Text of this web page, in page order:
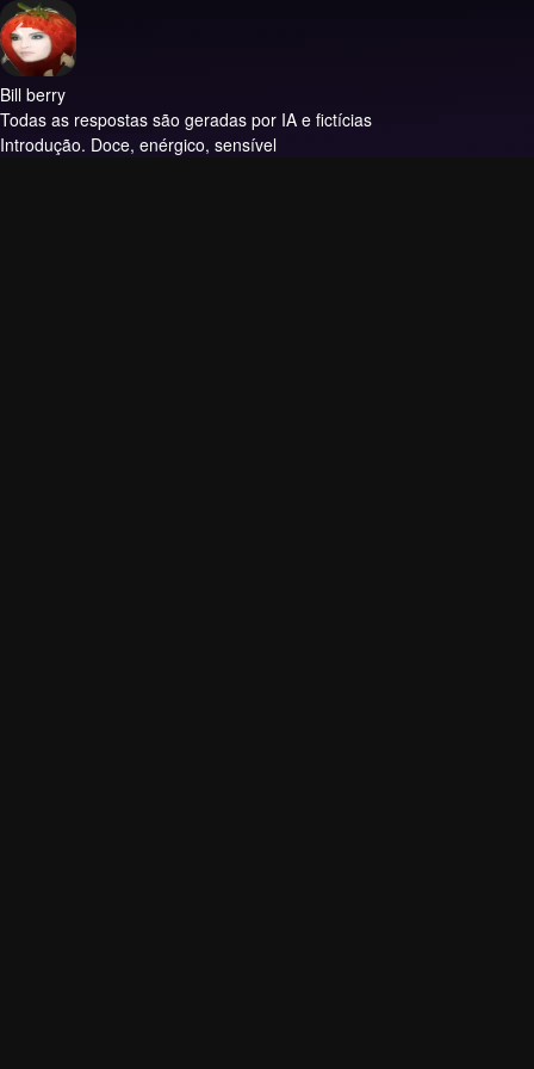
Bill berry
Todas as respostas são geradas por IA e fictícias
Introdução. Doce, enérgico, sensível